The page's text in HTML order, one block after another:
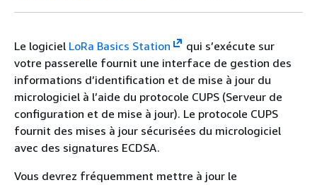
Le logiciel LoRa Basics Station
qui s’exécute sur
votre passerelle fournit une interface de gestion des
informations d’identification et de mise à jour du
micrologiciel à l’aide du protocole CUPS (Serveur de
configuration et de mise à jour). Le protocole CUPS
fournit des mises à jour sécurisées du micrologiciel
avec des signatures ECDSA.
Vous devrez fréquemment mettre à jour le